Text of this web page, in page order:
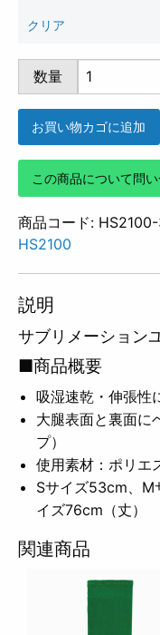
クリア
HS2100-
300
個
数量
お買い物カゴに追加
この商品について問
商品コード:
HS2100
説明
サブリメーション
■商品概要
吸湿速乾・伸張性
大腿表面と裏面に
プ）
使用素材：ポリエ
Sサイズ53cm、
イズ76cm（丈）
関連商品